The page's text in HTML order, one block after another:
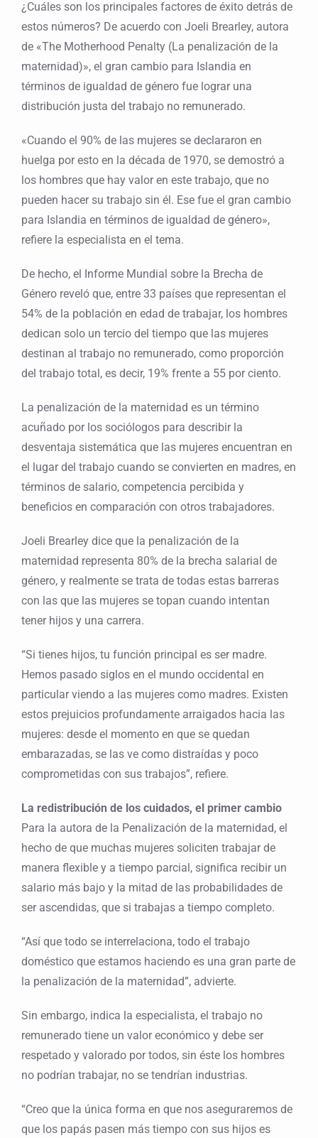
¿Cuáles son los principales factores de éxito detrás de
estos números? De acuerdo con Joeli Brearley, autora
de «The Motherhood Penalty (La penalización de la
maternidad)», el gran cambio para Islandia en
términos de igualdad de género fue lograr una
distribución justa del trabajo no remunerado.
«Cuando el 90% de las mujeres se declararon en
huelga por esto en la década de 1970, se demostró a
los hombres que hay valor en este trabajo, que no
pueden hacer su trabajo sin él. Ese fue el gran cambio
para Islandia en términos de igualdad de género»,
refiere la especialista en el tema.
De hecho, el Informe Mundial sobre la Brecha de
Género reveló que, entre 33 países que representan el
54% de la población en edad de trabajar, los hombres
dedican solo un tercio del tiempo que las mujeres
destinan al trabajo no remunerado, como proporción
del trabajo total, es decir, 19% frente a 55 por ciento.
La penalización de la maternidad es un término
acuñado por los sociólogos para describir la
desventaja sistemática que las mujeres encuentran en
el lugar del trabajo cuando se convierten en madres, en
términos de salario, competencia percibida y
beneficios en comparación con otros trabajadores.
Joeli Brearley dice que la penalización de la
maternidad representa 80% de la brecha salarial de
género, y realmente se trata de todas estas barreras
con las que las mujeres se topan cuando intentan
tener hijos y una carrera.
“Si tienes hijos, tu función principal es ser madre.
Hemos pasado siglos en el mundo occidental en
particular viendo a las mujeres como madres. Existen
estos prejuicios profundamente arraigados hacia las
mujeres: desde el momento en que se quedan
embarazadas, se las ve como distraídas y poco
comprometidas con sus trabajos”, refiere.
La redistribución de los cuidados, el primer cambio
Para la autora de la Penalización de la maternidad, el
hecho de que muchas mujeres soliciten trabajar de
manera flexible y a tiempo parcial, significa recibir un
salario más bajo y la mitad de las probabilidades de
ser ascendidas, que si trabajas a tiempo completo.
“Así que todo se interrelaciona, todo el trabajo
doméstico que estamos haciendo es una gran parte de
la penalización de la maternidad”, advierte.
Sin embargo, indica la especialista, el trabajo no
remunerado tiene un valor económico y debe ser
respetado y valorado por todos, sin éste los hombres
no podrían trabajar, no se tendrían industrias.
“Creo que la única forma en que nos aseguraremos de
que los papás pasen más tiempo con sus hijos es